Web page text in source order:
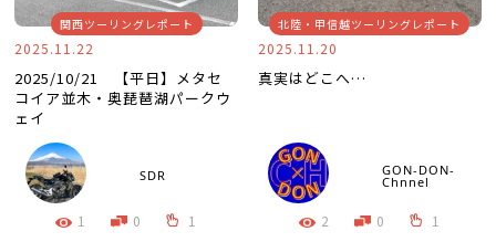
関西ツーリングレポート
2025.11.22
2025/10/21 【平日】メタセ
コイア並木・奥琵琶湖パークウ
ェイ
SDR
1 0 1
北陸・甲信越ツーリングレポート
2025.11.20
真実はどこへ…
GON-DON-
Chnnel
2 0 1